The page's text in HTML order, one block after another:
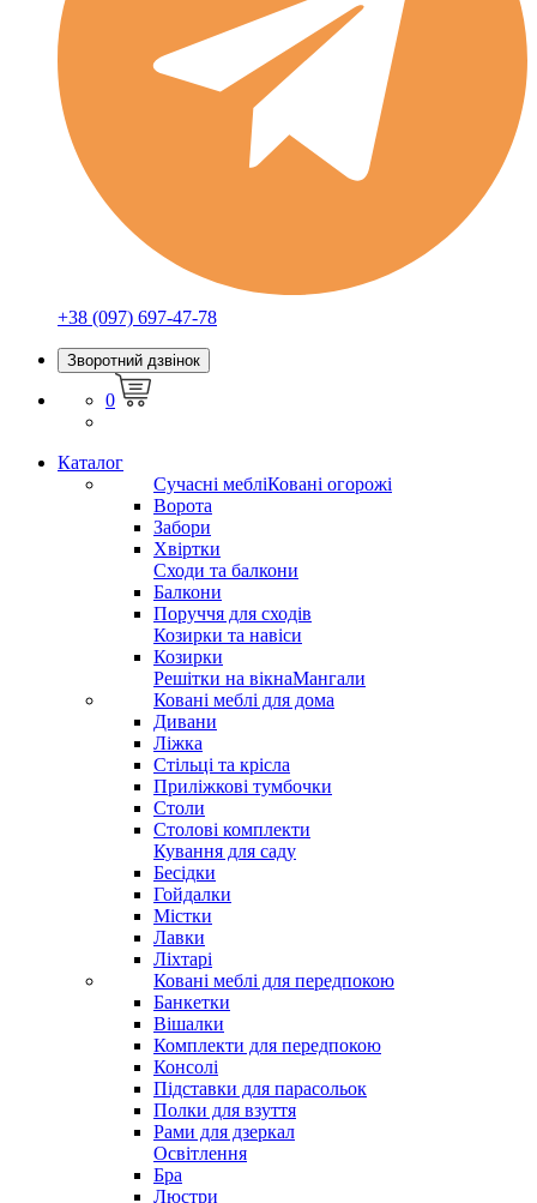
+38 (097) 697-47-78
Зворотний дзвінок
0
Каталог
Сучасні мебліКовані огорожі
Ворота
Забори
Хвіртки
Сходи та балкони
Балкони
Поруччя для сходів
Козирки та навіси
Козирки
Решітки на вікнаМангали
Ковані меблі для дома
Дивани
Ліжка
Стільці та крісла
Приліжкові тумбочки
Столи
Столові комплекти
Кування для саду
Бесідки
Гойдалки
Містки
Лавки
Ліхтарі
Ковані меблі для передпокою
Банкетки
Вішалки
Комплекти для передпокою
Консолі
Підставки для парасольок
Полки для взуття
Рами для дзеркал
Освітлення
Бра
Люстри